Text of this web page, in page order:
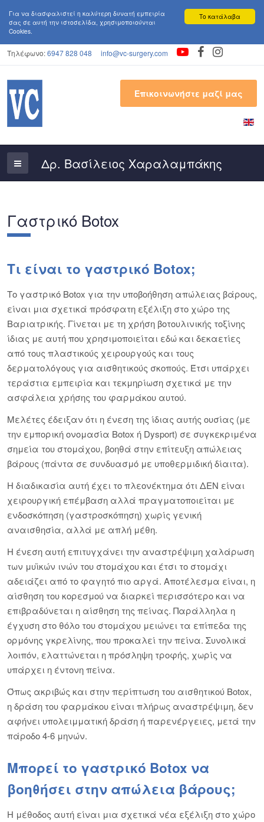
Το κατάλαβα
Για να διασφαλιστεί η καλύτερη δυνατή εμπειρία
σας σε αυτή την ιστoσελίδα, χρησιμοποιούνται
Cookies.
Τηλέφωνο:6947 828 048 info@vc-surgery.com
Επικοινωνήστε μαζί μας
Γαστρικό Botox
Τι είναι το γαστρικό Botox;
Το γαστρικό Botox για την υποβοήθηση απώλειας βάρους,
είναι μια σχετικά πρόσφατη εξέλιξη στο χώρο της
Βαριατρικής. Γίνεται με τη χρήση βοτουλινικής τοξίνης
ίδιας με αυτή που χρησιμοποιείται εδώ και δεκαετίες
από τους πλαστικούς χειρουργούς και τους
δερματολόγους για αισθητικούς σκοπούς. Έτσι υπάρχει
τεράστια εμπειρία και τεκμηρίωση σχετικά με την
ασφάλεια χρήσης του φαρμάκου αυτού.
Μελέτες έδειξαν ότι η ένεση της ίδιας αυτής ουσίας (με
την εμπορική ονομασία Botox ή Dysport) σε συγκεκριμένα
σημεία του στομάχου, βοηθά στην επίτευξη απώλειας
βάρους (πάντα σε συνδυασμό με υποθερμιδική δίαιτα).
Η διαδικασία αυτή έχει το πλεονέκτημα ότι ΔΕΝ είναι
χειρουργική επέμβαση αλλά πραγματοποιείται με
ενδοσκόπηση (γαστροσκόπηση) χωρίς γενική
αναισθησία, αλλά με απλή μέθη.
Η ένεση αυτή επιτυγχάνει την αναστρέψιμη χαλάρωση
των μυϊκών ινών του στομάχου και έτσι το στομάχι
αδειάζει από το φαγητό πιο αργά. Αποτέλεσμα είναι, η
αίσθηση του κορεσμού να διαρκεί περισσότερο και να
επιβραδύνεται η αίσθηση της πείνας. Παράλληλα η
έγχυση στο θόλο του στομάχου μειώνει τα επίπεδα της
ορμόνης γκρελίνης, που προκαλεί την πείνα. Συνολικά
λοιπόν, ελαττώνεται η πρόσληψη τροφής, χωρίς να
υπάρχει η έντονη πείνα.
Όπως ακριβώς και στην περίπτωση του αισθητικού Botox,
η δράση του φαρμάκου είναι πλήρως αναστρέψιμη, δεν
αφήνει υπολειμματική δράση ή παρενέργειες, μετά την
πάροδο 4-6 μηνών.
Μπορεί το γαστρικό Botox να
βοηθήσει στην απώλεια βάρους;
Η μέθοδος αυτή είναι μια σχετικά νέα εξέλιξη στο χώρο